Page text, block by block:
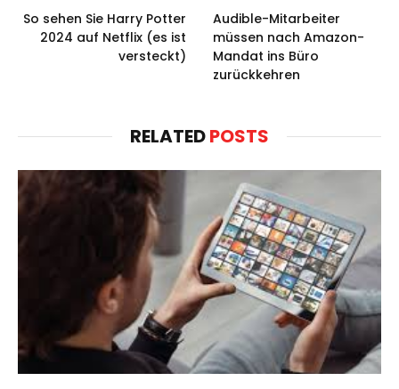
So sehen Sie Harry Potter
2024 auf Netflix (es ist
versteckt)
Audible-Mitarbeiter
müssen nach Amazon-
Mandat ins Büro
zurückkehren
RELATEDPOSTS